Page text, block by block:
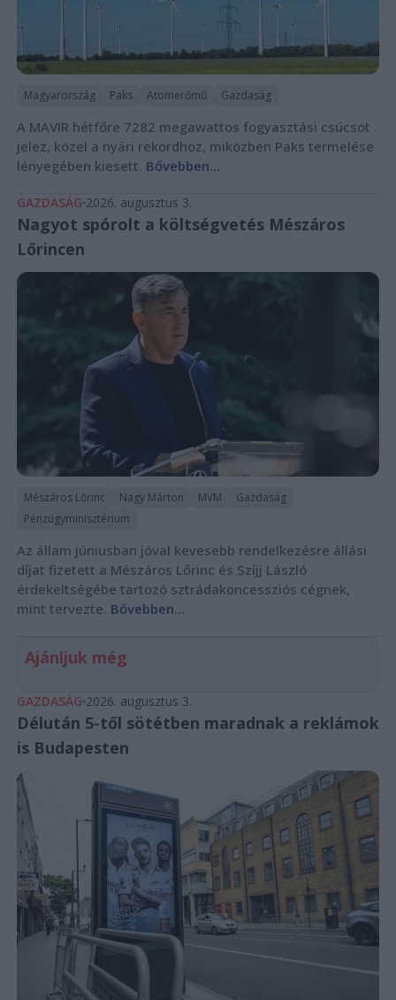
Magyarország Paks Atomerőmű Gazdaság
A MAVIR hétfőre 7282 megawattos fogyasztási csúcsot
jelez, közel a nyári rekordhoz, miközben Paks termelése
lényegében kiesett. Bővebben...
GAZDASÁG 2026. augusztus 3.
Nagyot spórolt a költségvetés Mészáros
Lőrincen
Mészáros Lőrinc Nagy Márton MVM
Gazdaság
Pénzügyminisztérium
Az állam júniusban jóval kevesebb rendelkezésre állási
díjat fizetett a Mészáros Lőrinc és Szíjj László
érdekeltségébe tartozó sztrádakoncessziós cégnek,
mint tervezte. Bővebben...
Ajánljuk még
GAZDASÁG 2026. augusztus 3.
Délután 5-től sötétben maradnak a reklámok
is Budapesten